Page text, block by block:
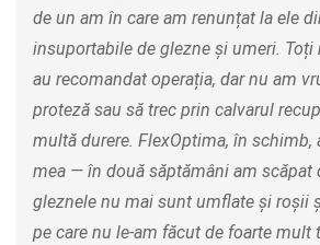
de un am în care am renunțat la ele
insuportabile de glezne și umeri. Toți
au recomandat operația, dar nu am
proteză sau să trec prin calvarul
multă durere. FlexOptima, în schimb,
mea — în două săptămâni am scăpat
gleznele nu mai sunt umflate și roșii
pe care nu le-am făcut de foarte mult